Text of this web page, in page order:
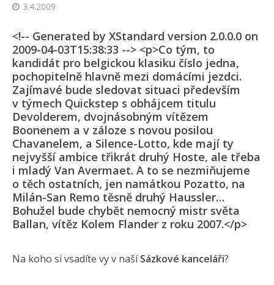
3.4.2009
<!-- Generated by XStandard version 2.0.0.0 on
2009-04-03T15:38:33 --> <p>Co tým, to
kandidát pro belgickou klasiku číslo jedna,
pochopitelně hlavně mezi domácími jezdci.
Zajímavé bude sledovat situaci především
v týmech Quickstep s obhájcem titulu
Devolderem, dvojnásobným vítězem
Boonenem a v záloze s novou posilou
Chavanelem, a Silence-Lotto, kde mají ty
nejvyšší ambice třikrát druhý Hoste, ale třeba
i mladý Van Avermaet. A to se nezmiňujeme
o těch ostatních, jen namátkou Pozatto, na
Milán-San Remo těsně druhý Haussler…
Bohužel bude chybět nemocný mistr světa
Ballan, vítěz Kolem Flander z roku 2007.</p>
Na koho si vsadíte vy v našíSázkové kanceláři?